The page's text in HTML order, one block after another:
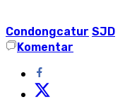
Condongcatur SJD
Komentar